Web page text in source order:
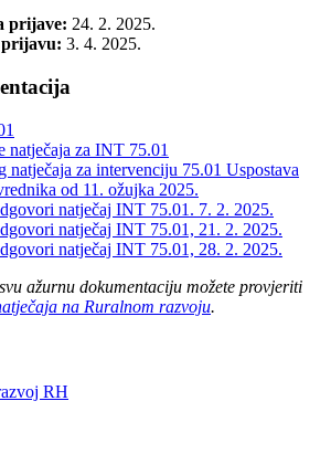
prijave: 24. 2. 2025.
3. 4. 2025.
natječaja za INT 75.01
natječaja za intervenciju 75.01 Uspostava
od 11. ožujka 2025.
natječaj INT 75.01. 7. 2. 2025.
natječaj INT 75.01, 21. 2. 2025.
natječaj INT 75.01, 28. 2. 2025.
ažurnu dokumentaciju možete provjeriti
na Ruralnom razvoju.
RH